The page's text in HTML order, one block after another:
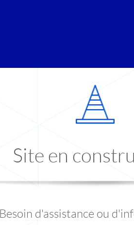
Site en
Besoin d'assistance ou